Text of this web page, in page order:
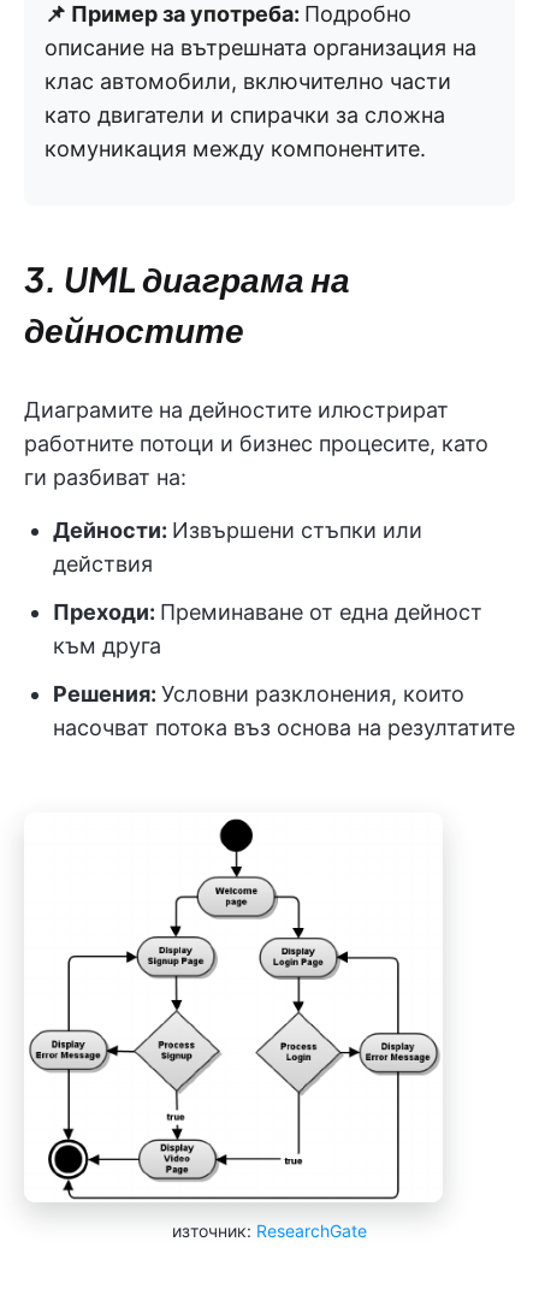
📌 Пример за употреба: Подробно
описание на вътрешната организация на
клас автомобили, включително части
като двигатели и спирачки за сложна
комуникация между компонентите.
3. UML диаграма на
дейностите
Диаграмите на дейностите илюстрират
работните потоци и бизнес процесите, като
ги разбиват на:
Дейности: Извършени стъпки или
действия
Преходи: Преминаване от една дейност
към друга
Решения: Условни разклонения, които
насочват потока въз основа на резултатите
източник: ResearchGate